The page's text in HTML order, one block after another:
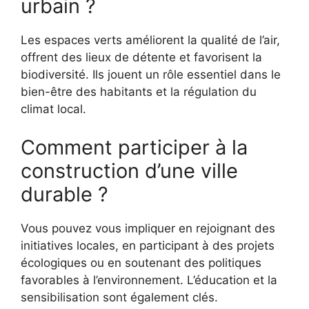
urbain ?
Les espaces verts améliorent la qualité de l’air,
offrent des lieux de détente et favorisent la
biodiversité. Ils jouent un rôle essentiel dans le
bien-être des habitants et la régulation du
climat local.
Comment participer à la
construction d’une ville
durable ?
Vous pouvez vous impliquer en rejoignant des
initiatives locales, en participant à des projets
écologiques ou en soutenant des politiques
favorables à l’environnement. L’éducation et la
sensibilisation sont également clés.